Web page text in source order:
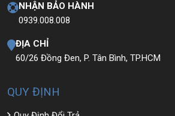
NHẬN BẢO HÀNH
0939.008.008
ĐỊA CHỈ
60/26 Đồng Đen, P. Tân Bình, TP.HCM
QUY ĐỊNH